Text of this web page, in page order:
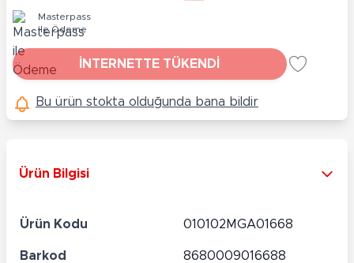
Masterpass
ile Ödeme
İNTERNETTE TÜKENDİ
Bu ürün stokta olduğunda bana bildir
Ürün Bilgisi
Ürün Kodu 010102MGA01668
Barkod 8680009016688